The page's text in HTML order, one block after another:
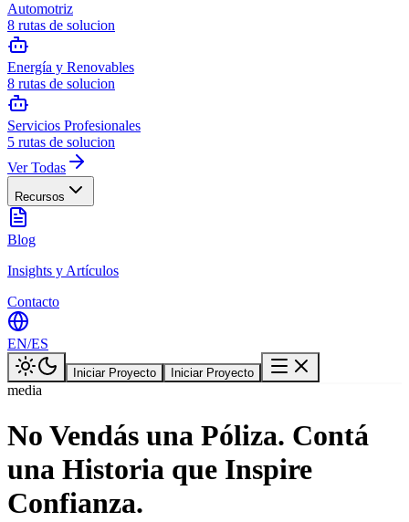
Automotriz
8 rutas de solucion
Energía y Renovables
8 rutas de solucion
Servicios Profesionales
5 rutas de solucion
Ver Todas
Recursos
Blog
Insights y Artículos
Contacto
EN/ES
Iniciar Proyecto Iniciar Proyecto
media
No Vendás una Póliza. Contá
una Historia que Inspire
Confianza.